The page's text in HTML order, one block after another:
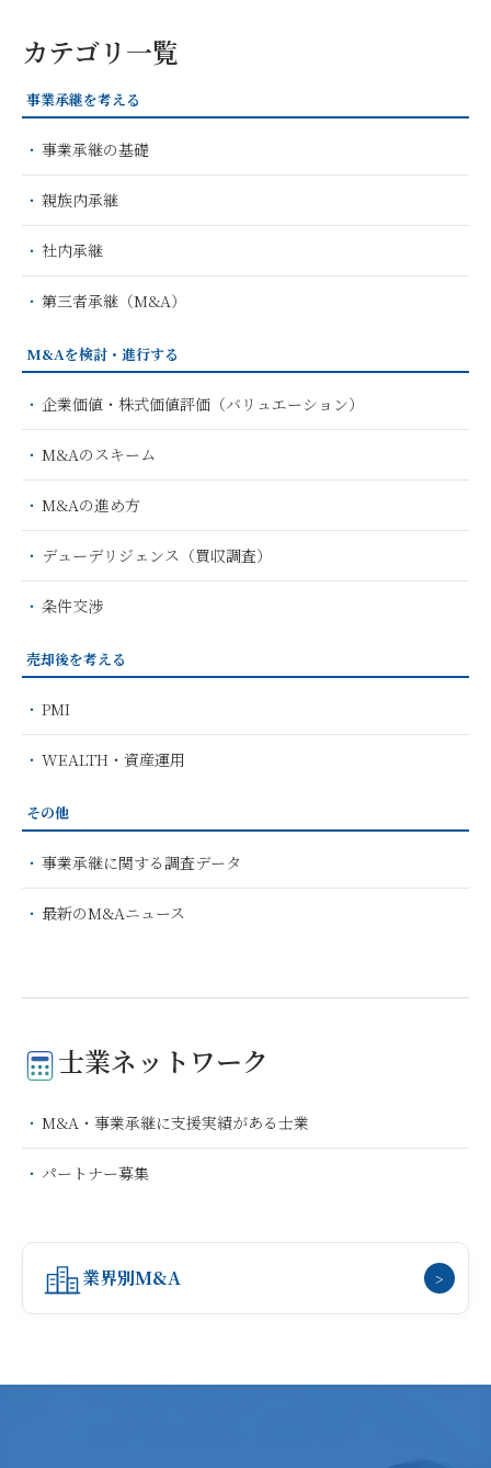
カテゴリ一覧
事業承継を考える
事業承継の基礎
親族内承継
社内承継
第三者承継（M&A）
M&Aを検討・進行する
企業価値・株式価値評価（バリュエーション）
M&Aのスキーム
M&Aの進め方
デューデリジェンス（買収調査）
条件交渉
売却後を考える
PMI
WEALTH・資産運用
その他
事業承継に関する調査データ
最新のM&Aニュース
士業ネットワーク
M&A・事業承継に支援実績がある士業
パートナー募集
業界別M&A >